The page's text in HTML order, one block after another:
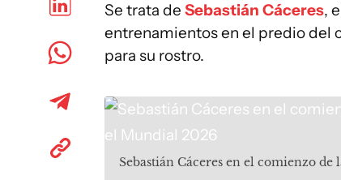
Se trata de Sebastián Cáceres,
entrenamientos en el predio del
para su rostro.
Sebastián Cáceres en el comienzo